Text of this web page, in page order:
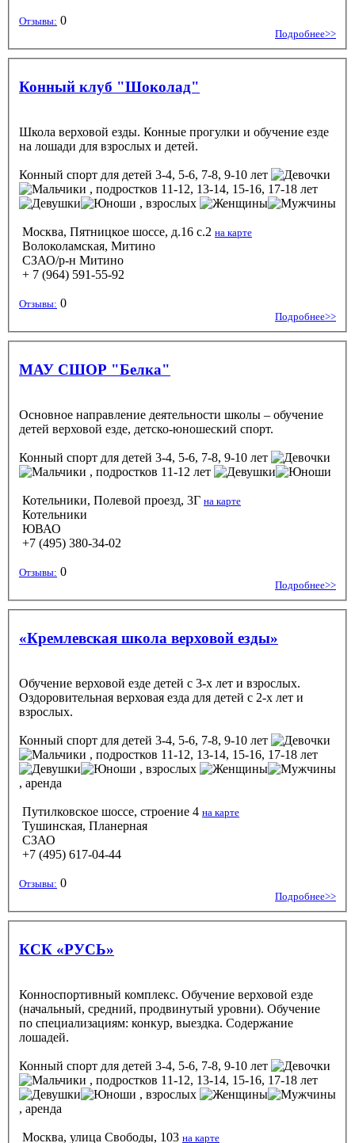
Отзывы: 0
Подробнее>>
Конный клуб "Шоколад"
Школа верховой езды. Конные прогулки и обучение езде
на лошади для взрослых и детей.
Конный спорт для детей 3-4, 5-6, 7-8, 9-10 лет
, подростков 11-12, 13-14, 15-16, 17-18 лет
, взрослых
Москва, Пятницкое шоссе, д.16 с.2 на карте
Волоколамская, Митино
СЗАО/р-н Митино
+ 7 (964) 591-55-92
Отзывы: 0
Подробнее>>
МАУ СШОР "Белка"
Основное направление деятельности школы – обучение
детей верховой езде, детско-юношеский спорт.
Конный спорт для детей 3-4, 5-6, 7-8, 9-10 лет
, подростков 11-12 лет
Котельники, Полевой проезд, 3Г на карте
Котельники
ЮВАО
+7 (495) 380-34-02
Отзывы: 0
Подробнее>>
«Кремлевская школа верховой езды»
Обучение верховой езде детей с 3-х лет и взрослых.
Оздоровительная верховая езда для детей с 2-х лет и
взрослых.
Конный спорт для детей 3-4, 5-6, 7-8, 9-10 лет
, подростков 11-12, 13-14, 15-16, 17-18 лет
, взрослых
, аренда
Путилковское шоссе, строение 4 на карте
Тушинская, Планерная
СЗАО
+7 (495) 617-04-44
Отзывы: 0
Подробнее>>
КСК «РУСЬ»
Конноспортивный комплекс. Обучение верховой езде
(начальный, средний, продвинутый уровни). Обучение
по специализациям: конкур, выездка. Содержание
лошадей.
Конный спорт для детей 3-4, 5-6, 7-8, 9-10 лет
, подростков 11-12, 13-14, 15-16, 17-18 лет
, взрослых
, аренда
Москва, улица Свободы, 103 на карте